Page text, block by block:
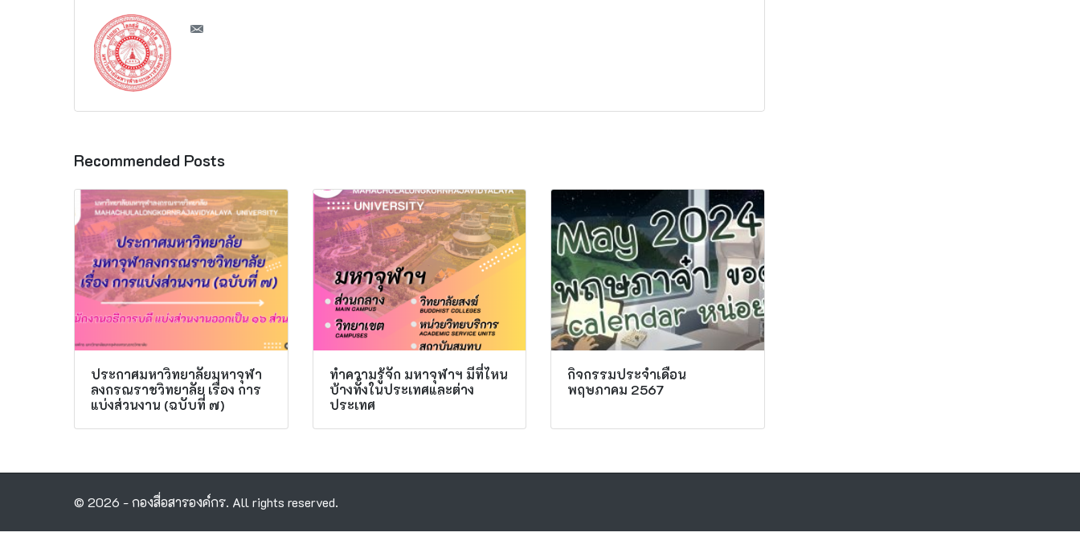
Recommended Posts
ประกาศมหาวิทยาลัยมหาจุฬา
ลงกรณราชวิทยาลัย เรื่อง การ
แบ่งส่วนงาน (ฉบับที่ ๗)
ทำความรู้จัก มหาจุฬาฯ มีที่ไหน
บ้างทั้งในประเทศและต่าง
ประเทศ
กิจกรรมประจำเดือน
พฤษภาคม 2567
© 2026 - กองสื่อสารองค์กร. All rights reserved.